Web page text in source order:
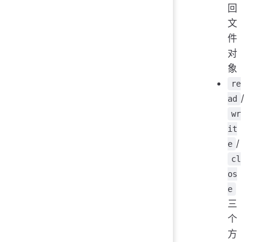
回
文
件
对
象
re
ad /
wr
it
e /
cl
os
e
三
个
方